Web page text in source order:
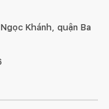
Khánh, quận Ba